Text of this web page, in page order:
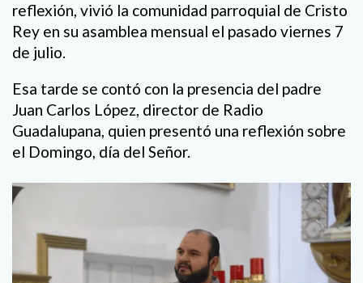
reflexión, vivió la comunidad parroquial de Cristo
Rey en su asamblea mensual el pasado viernes 7
de julio.
Esa tarde se contó con la presencia del padre
Juan Carlos López, director de Radio
Guadalupana, quien presentó una reflexión sobre
el Domingo, día del Señor.